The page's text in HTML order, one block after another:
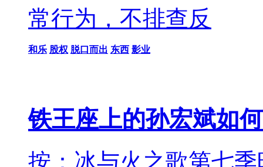
常行为，不排查反
和乐 股权 脱口而出 东西 影业
铁王座上的孙宏斌如
按：冰与火之歌第七